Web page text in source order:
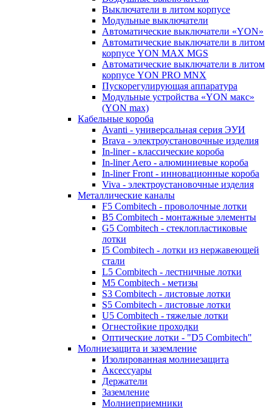
Выключатели в литом корпусе
Модульные выключатели
Автоматические выключатели «YON»
Автоматические выключатели в литом
корпусе YON MAX MGS
Автоматические выключатели в литом
корпусе YON PRO MNX
Пускорегулирующая аппаратура
Модульные устройства «YON макс»
(YON max)
Кабельные короба
Avanti - универсальная серия ЭУИ
Brava - электроустановочные изделия
In-liner - классические короба
In-liner Aero - алюминиевые короба
In-liner Front - инновационные короба
Viva - электроустановочные изделия
Металлические каналы
F5 Combitech - проволочные лотки
B5 Combitech - монтажные элементы
G5 Combitech - стеклопластиковые
лотки
I5 Combitech - лотки из нержавеющей
стали
L5 Combitech - лестничные лотки
M5 Combitech - метизы
S3 Combitech - листовые лотки
S5 Combitech - листовые лотки
U5 Combitech - тяжелые лотки
Огнестойкие проходки
Оптические лотки - "D5 Combitech"
Молниезащита и заземление
Изолированная молниезащита
Аксессуары
Держатели
Заземление
Молниеприемники